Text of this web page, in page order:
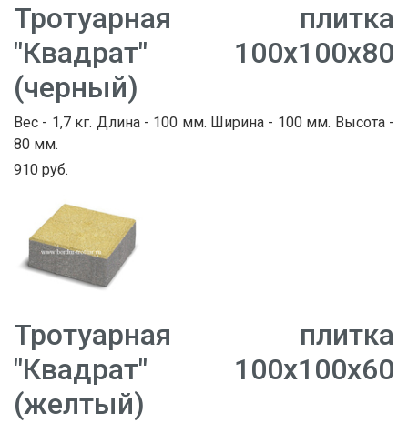
Тротуарная плитка
"Квадрат" 100х100х80
(черный)
Вес - 1,7 кг. Длина - 100 мм. Ширина - 100 мм. Высота -
80 мм.
910 руб.
Тротуарная плитка
"Квадрат" 100х100х60
(желтый)